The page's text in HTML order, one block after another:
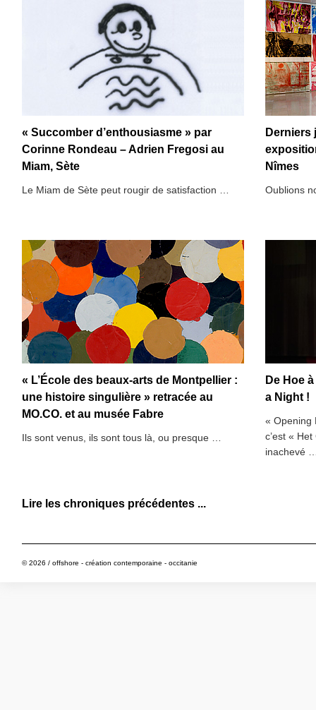
« Succomber d’enthousiasme » par
Corinne Rondeau – Adrien Fregosi au
Miam, Sète
Le Miam de Sète peut rougir de satisfaction …
Derniers
Nîmes
Oublions
« L’École des beaux-arts de Montpellier :
une histoire singulière » retracée au
MO.CO. et au musée Fabre
Ils sont venus, ils sont tous là, ou presque …
De Hoe
a Night !
« Opening
c’est «
inachevé
Lire les chroniques précédentes ...
© 2026 / offshore - création contemporaine - occitanie